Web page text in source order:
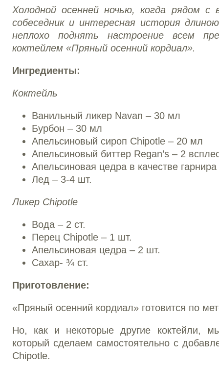
Холодной осенней ночью, когда рядом с
собеседник и интересная история
неплохо поднять настроение всем
коктейлем «Пряный осенний кордиал».
Ингредиенты:
Коктейль
Ванильный ликер Navan – 30 мл
Бурбон – 30 мл
Апельсиновый сироп Chipotle – 20 мл
Апельсиновый биттер Regan’s – 2
Апельсиновая цедра в качестве гарнира
Лед – 3-4 шт.
Ликер Chipotle
Вода – 2 ст.
Перец Chipotle – 1 шт.
Апельсиновая цедра – 2 шт.
Сахар- ¾ ст.
Приготовление:
«Пряный осенний кордиал» готовится по
Но, как и некоторые другие коктейли,
который сделаем самостоятельно с
Chipotle.